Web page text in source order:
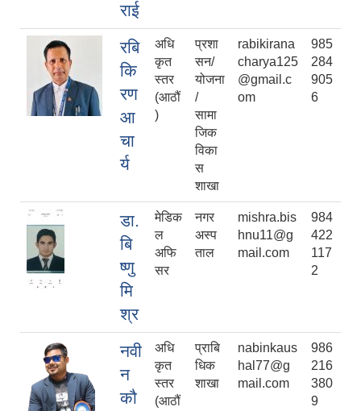
राई
रबि
कि
रण
आ
चा
र्य
अधि
कृत
स्तर
(आठौं
)
प्रशा
सन/
योजना
/
सामा
जिक
विका
स
शाखा
rabikirana
charya125
@gmail.c
om
985
284
905
6
डा.
बि
ष्णु
मि
श्र
मेडिक
ल
अफि
सर
नगर
अस्प
ताल
mishra.bis
hnu11@g
mail.com
984
422
117
2
नवी
न
कौ
अधि
कृत
स्तर
(आठौं
प्राबि
धिक
शाखा
nabinkaus
hal77@g
mail.com
986
216
380
9